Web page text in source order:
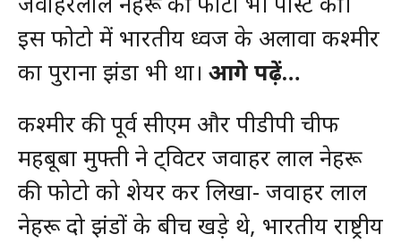
इस फोटो में भारतीय ध्वज के अलावा कश्मीर
का पुराना झंडा भी था। आगे पढ़ें…
कश्मीर की पूर्व सीएम और पीडीपी चीफ
महबूबा मुफ्ती ने ट्विटर जवाहर लाल नेहरू
की फोटो को शेयर कर लिखा- जवाहर लाल
नेहरू दो झंडों के बीच खड़े थे, भारतीय राष्ट्रीय